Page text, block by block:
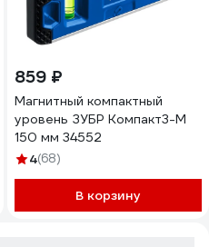
859 ₽
Магнитный компактный
уровень ЗУБР Компакт3-М
150 мм 34552
4(68)
В корзину